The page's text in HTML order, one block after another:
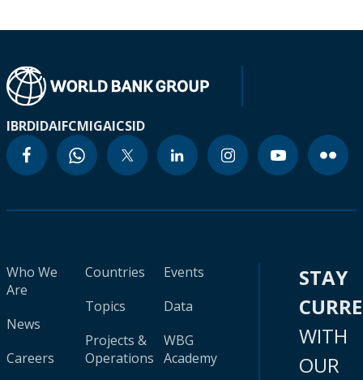
IBRDIDAIFCMIGAICSID
Who We
Are
News
Careers
Countries
Topics
Projects &
Operations
Events
Data
WBG
Academy
STAY
WITH
OUR